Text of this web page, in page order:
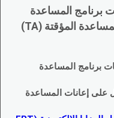
برنامج المساعدة
الغذائية التكميلية (SNAP) وبرنامج المساعدة المؤقتة (TA)
برنامج المساعدة
على إعانات المساعدة